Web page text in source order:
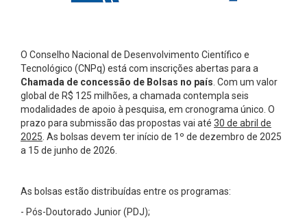
O Conselho Nacional de Desenvolvimento Científico e
Tecnológico (CNPq) está com inscrições abertas para a
Chamada de concessão de Bolsas no país . Com um valor
global de R$ 125 milhões, a chamada contempla seis
modalidades de apoio à pesquisa, em cronograma único. O
prazo para submissão das propostas vai até 30 de abril de
2025 . As bolsas devem ter início de 1º de dezembro de 2025
a 15 de junho de 2026.
As bolsas estão distribuídas entre os programas:
- Pós-Doutorado Junior (PDJ);